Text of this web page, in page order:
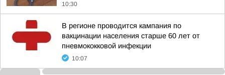
10:30
В регионе проводится кампания по
вакцинации населения старше 60 лет от
пневмококковой инфекции
10:07